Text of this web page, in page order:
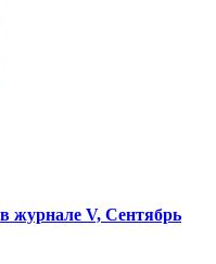
журнале V, Сентябрь